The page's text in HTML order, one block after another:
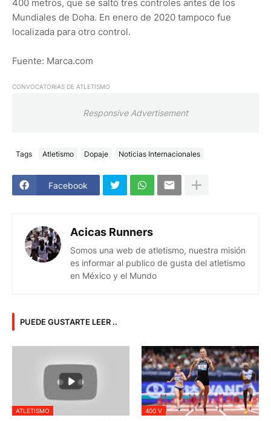
400 metros, que se saltó tres controles antes de los
Mundiales de Doha. En enero de 2020 tampoco fue
localizada para otro control.
Fuente: Marca.com
CONVOCATORIAS DE ATLETISMO
Responsive Advertisement
Tags Atletismo Dopaje Noticias Internacionales
Facebook
Acicas Runners
Somos una web de atletismo, nuestra misión
es informar al publico de gusta del atletismo
en México y el Mundo
PUEDE GUSTARTE LEER ..
ATLETISMO 400 V